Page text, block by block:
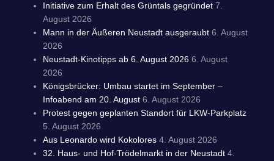
Initiative zum Erhalt des Grüntals gegründet 7.
August 2026
Mann in der Äußeren Neustadt ausgeraubt 6. August
2026
Neustadt-Kinotipps ab 6. August 2026 6. August
2026
Königsbrücker: Umbau startet im September –
Infoabend am 20. August 6. August 2026
Protest gegen geplanten Standort für LKW-Parkplatz
5. August 2026
Aus Leonardo wird Kokolores 4. August 2026
32. Haus- und Hof-Trödelmarkt in der Neustadt 4.